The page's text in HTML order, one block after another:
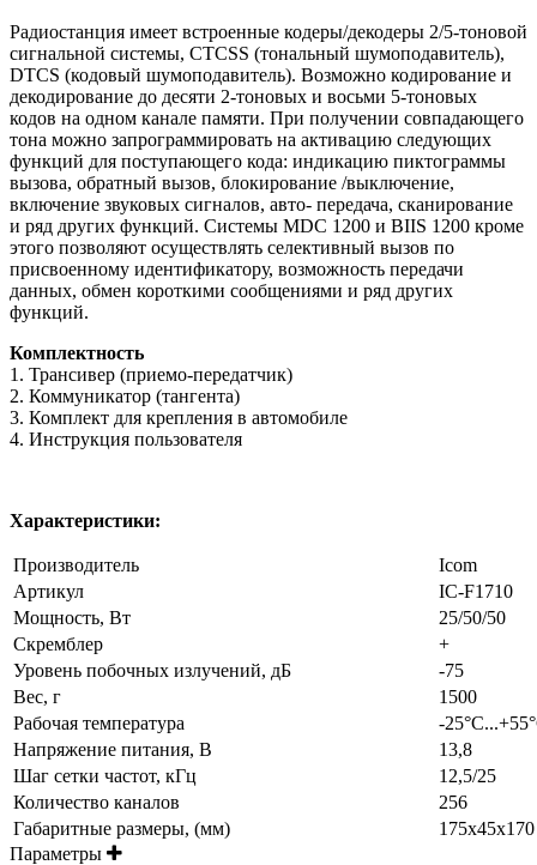
Радиостанция имеет встроенные кодеры/декодеры 2/5-тоновой
сигнальной системы, CTCSS (тональный шумоподавитель),
DTCS (кодовый шумоподавитель). Возможно кодирование и
декодирование до десяти 2-тоновых и восьми 5-тоновых
кодов на одном канале памяти. При получении совпадающего
тона можно запрограммировать на активацию следующих
функций для поступающего кода: индикацию пиктограммы
вызова, обратный вызов, блокирование /выключение,
включение звуковых сигналов, авто- передача, сканирование
и ряд других функций. Системы MDC 1200 и BIIS 1200 кроме
этого позволяют осуществлять селективный вызов по
присвоенному идентификатору, возможность передачи
данных, обмен короткими сообщениями и ряд других
функций.
Комплектность
1. Трансивер (приемо-передатчик)
2. Коммуникатор (тангента)
3. Комплект для крепления в автомобиле
4. Инструкция пользователя
Характеристики:
Производитель
Icom
Артикул
IC-F1710
Мощность, Вт
25/50/50
Скремблер
+
Уровень побочных излучений, дБ
-75
Вес, г
1500
Рабочая температура
-
Напряжение питания, В
13,8
Шаг сетки частот, кГц
12,5/25
Количество каналов
256
Габаритные размеры, (мм)
175х45х170
Параметры